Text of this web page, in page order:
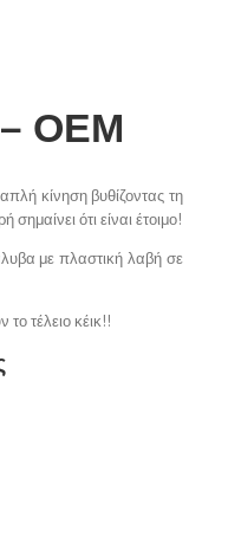
– ΟΕΜ
κίνηση βυθίζοντας τη
ότι είναι έτοιμο!
με πλαστική λαβή σε
τέλειο κέικ!!